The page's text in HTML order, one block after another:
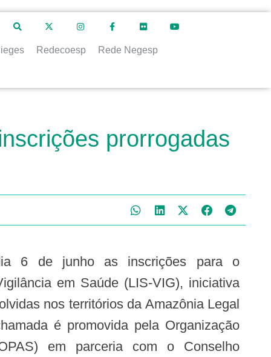
Redecoesp Rede Negesp
prorrogadas
6 de junho as inscrições para o
em Saúde (LIS-VIG), iniciativa
nos territórios da Amazônia Legal
é promovida pela Organização
em parceria com o Conselho